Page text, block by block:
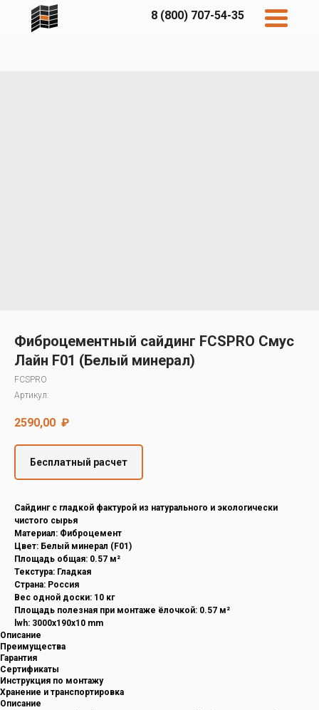
8 (800) 707-54-35
Cedral
Фиброцементный сайдинг FCSPRO Смус
Лайн F01 (Белый минерал)
FCSPRO
Артикул:
2590,00 ₽
Бесплатный расчет
Cайдинг с гладкой фактурой из натурального и экологически
чистого сырья
Материал: Фиброцемент
Цвет: Белый минерал (F01)
Площадь общая: 0.57 м²
Текстура: Гладкая
Страна: Россия
Вес одной доски: 10 кг
Площадь полезная при монтаже ёлочкой: 0.57 м²
lwh: 3000x190x10 mm
Описание
Преимущества
Гарантия
Сертификаты
Инструкция по монтажу
Хранение и транспортировка
Описание